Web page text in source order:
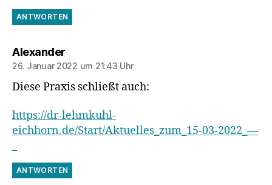
ANTWORTEN
Alexandersagt:
26. Januar 2022 um 21:43 Uhr
Diese Praxis schließt auch:
https://dr-lehmkuhl-
eichhorn.de/Start/Aktuelles_zum_15-03-2022_—
ANTWORTEN